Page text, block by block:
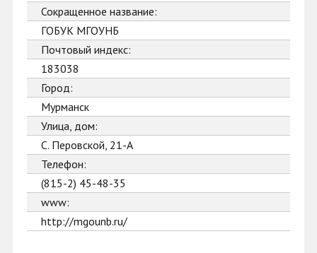
Сокращенное название:
ГОБУК МГОУНБ
Почтовый индекс:
183038
Город:
Мурманск
Улица, дом:
С. Перовской, 21-А
Телефон:
(815-2) 45-48-35
www:
http://mgounb.ru/